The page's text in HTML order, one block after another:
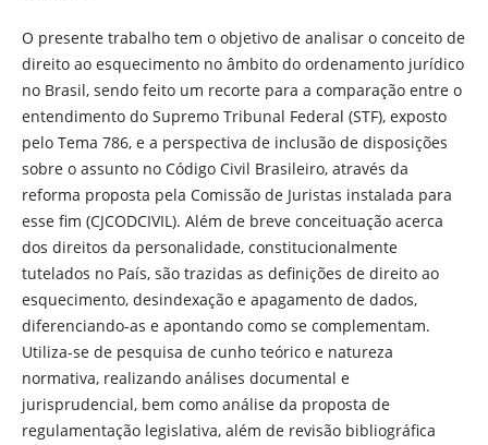
O presente trabalho tem o objetivo de analisar o conceito de
direito ao esquecimento no âmbito do ordenamento jurídico
no Brasil, sendo feito um recorte para a comparação entre o
entendimento do Supremo Tribunal Federal (STF), exposto
pelo Tema 786, e a perspectiva de inclusão de disposições
sobre o assunto no Código Civil Brasileiro, através da
reforma proposta pela Comissão de Juristas instalada para
esse fim (CJCODCIVIL). Além de breve conceituação acerca
dos direitos da personalidade, constitucionalmente
tutelados no País, são trazidas as definições de direito ao
esquecimento, desindexação e apagamento de dados,
diferenciando-as e apontando como se complementam.
Utiliza-se de pesquisa de cunho teórico e natureza
normativa, realizando análises documental e
jurisprudencial, bem como análise da proposta de
regulamentação legislativa, além de revisão bibliográfica